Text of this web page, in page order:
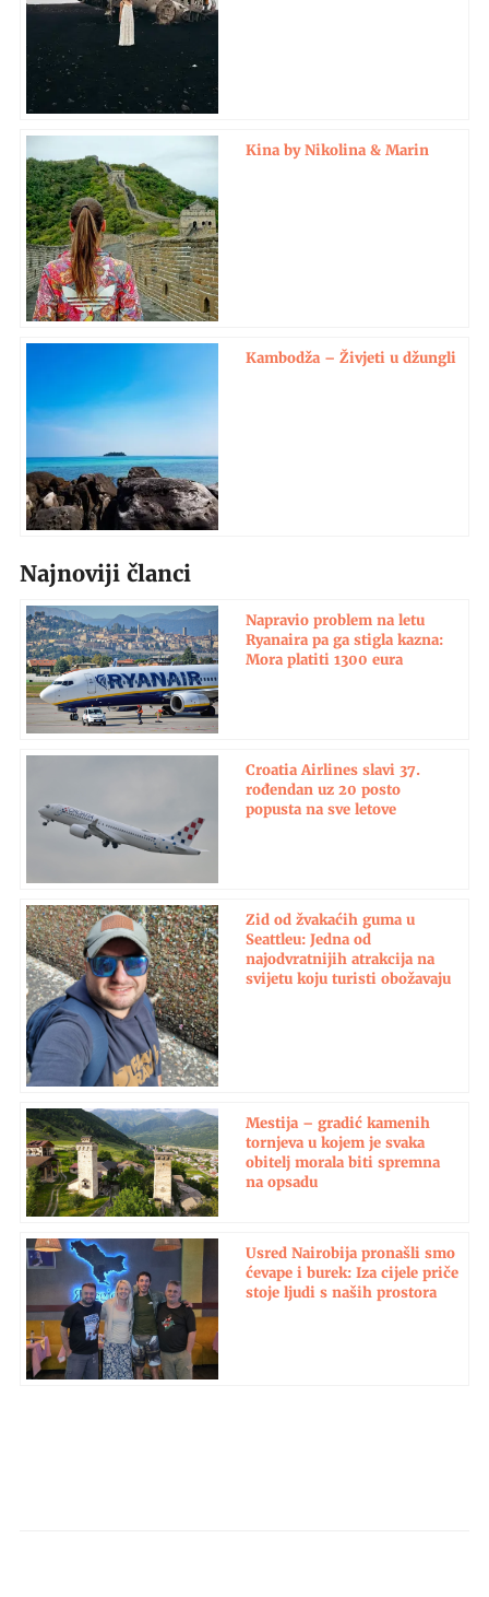
Kina by Nikolina & Marin
Kambodža – Živjeti u džungli
Najnoviji članci
Napravio problem na letu
Ryanaira pa ga stigla kazna:
Mora platiti 1300 eura
Croatia Airlines slavi 37.
rođendan uz 20 posto
popusta na sve letove
Zid od žvakaćih guma u
Seattleu: Jedna od
najodvratnijih atrakcija na
svijetu koju turisti obožavaju
Mestija – gradić kamenih
tornjeva u kojem je svaka
obitelj morala biti spremna
na opsadu
Usred Nairobija pronašli smo
ćevape i burek: Iza cijele priče
stoje ljudi s naših prostora